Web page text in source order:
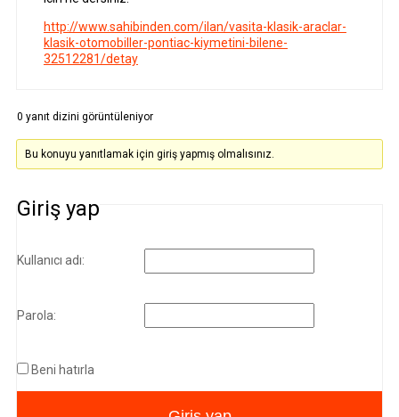
http://www.sahibinden.com/ilan/vasita-klasik-araclar-
klasik-otomobiller-pontiac-kiymetini-bilene-
32512281/detay
0 yanıt dizini görüntüleniyor
Bu konuyu yanıtlamak için giriş yapmış olmalısınız.
Giriş yap
Kullanıcı adı:
Parola:
Beni hatırla